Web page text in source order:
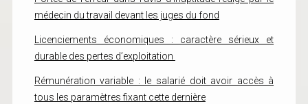
médecin du travail devant les juges du fond
Licenciements économiques : caractère sérieux et
durable des pertes d’exploitation
Rémunération variable : le salarié doit avoir accès à
tous les paramètres fixant cette dernière